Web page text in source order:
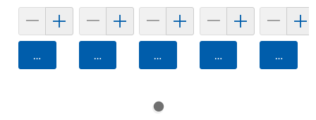
Agregar Agregar Agregar Agregar